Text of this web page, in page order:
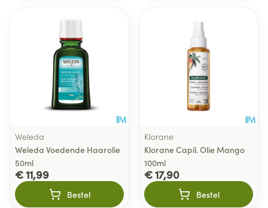
Weleda
Weleda Voedende Haarolie
50ml
€ 11,99
Bestel
Klorane
Klorane Capil. Olie Mango
100ml
€ 17,90
Bestel